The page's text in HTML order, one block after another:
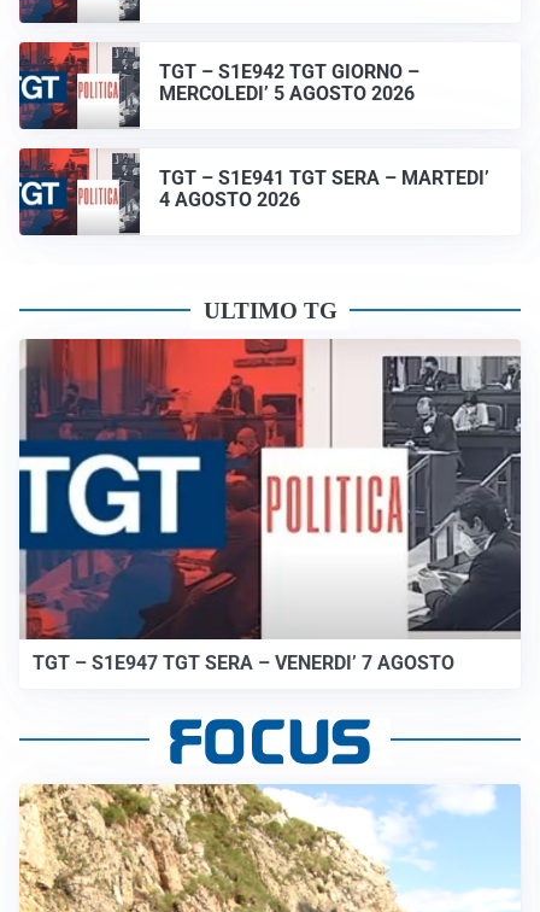
TGT – S1E942 TGT GIORNO –
MERCOLEDI’ 5 AGOSTO 2026
TGT – S1E941 TGT SERA – MARTEDI’
4 AGOSTO 2026
ULTIMO TG
TGT – S1E947 TGT SERA – VENERDI’ 7 AGOSTO